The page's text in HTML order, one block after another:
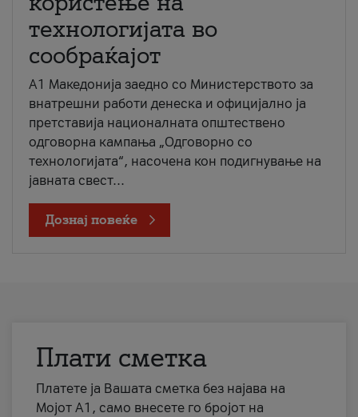
технологијата во
сообраќајот
A1 Македонија заедно со Министерството за
внатрешни работи денеска и официјално ја
претставија националната општествено
одговорна кампања „Одговорно со
технологијата“, насочена кон подигнување на
јавната свест...
Дознај повеќе
Плати сметка
Платете ја Вашата сметка без најава на
Мојот А1, само внесете го бројот на